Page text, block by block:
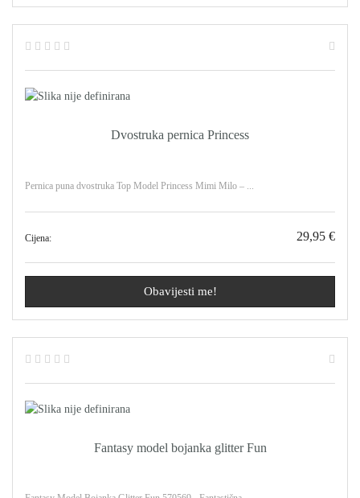
Dvostruka pernica Princess
Pernica puna dvostruka Top Model Princess Mimi Milo – ...
Cijena: 29,95 €
Obavijesti me!
Fantasy model bojanka glitter Fun